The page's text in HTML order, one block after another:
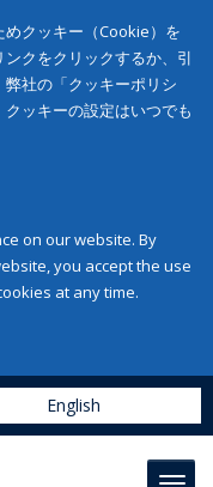
クッキー（Cookie）を
クをクリックするか、引
社の「クッキーポリシ
ッキーの設定はいつでも
on our website. By
you accept the use
at any time.
English